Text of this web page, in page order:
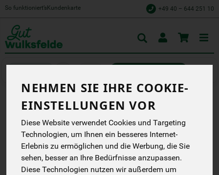
NEHMEN SIE IHRE COOKIE-
EINSTELLUNGEN VOR
Diese Website verwendet Cookies und Targeting
Technologien, um Ihnen ein besseres Internet-
Erlebnis zu ermöglichen und die Werbung, die Sie
sehen, besser an Ihre Bedürfnisse anzupassen.
Diese Technologien nutzen wir außerdem um
So funktioniert’s Kundenkarte +49 40 – 644 251 10
BRIE MIT WALNÜSSEN 50 %
erst weich und zart, dann
hart und knackig und
dann… Genuss pur
DB
AT-BIO-301
Toggle
cart